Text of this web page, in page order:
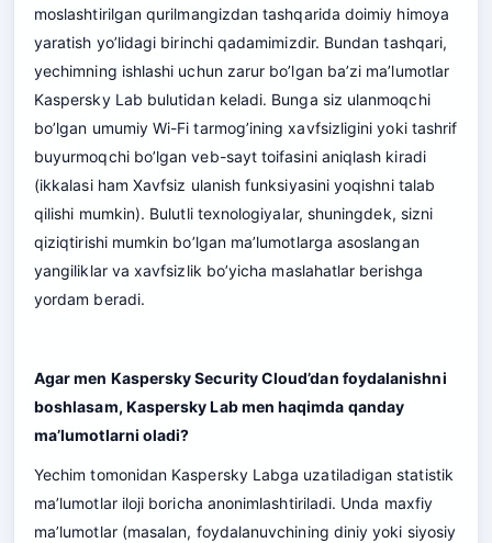
moslashtirilgan qurilmangizdan tashqarida doimiy himoya
yaratish yo’lidagi birinchi qadamimizdir. Bundan tashqari,
yechimning ishlashi uchun zarur bo’lgan ba’zi ma’lumotlar
Kaspersky Lab bulutidan keladi. Bunga siz ulanmoqchi
bo’lgan umumiy Wi-Fi tarmog’ining xavfsizligini yoki tashrif
buyurmoqchi bo’lgan veb-sayt toifasini aniqlash kiradi
(ikkalasi ham Xavfsiz ulanish funksiyasini yoqishni talab
qilishi mumkin). Bulutli texnologiyalar, shuningdek, sizni
qiziqtirishi mumkin bo’lgan ma’lumotlarga asoslangan
yangiliklar va xavfsizlik bo’yicha maslahatlar berishga
yordam beradi.
Agar men Kaspersky Security Cloud’dan foydalanishni
boshlasam, Kaspersky Lab men haqimda qanday
ma’lumotlarni oladi?
Yechim tomonidan Kaspersky Labga uzatiladigan statistik
ma’lumotlar iloji boricha anonimlashtiriladi. Unda maxfiy
ma’lumotlar (masalan, foydalanuvchining diniy yoki siyosiy